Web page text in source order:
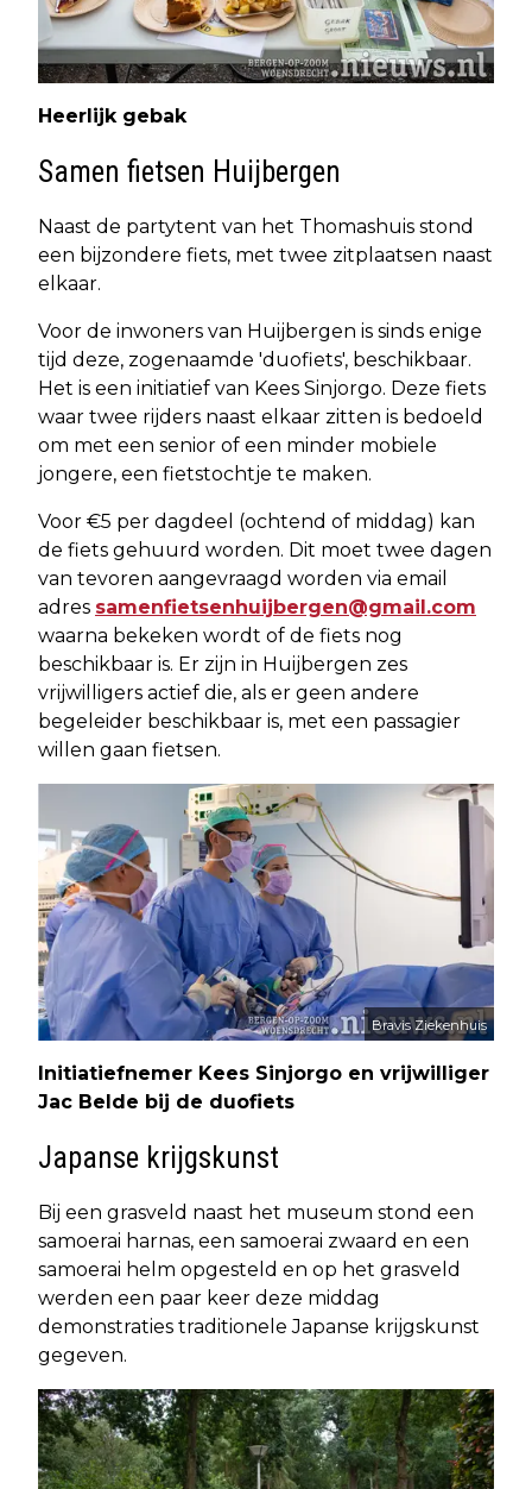
Heerlijk gebak
Samen fietsen Huijbergen
Naast de partytent van het Thomashuis stond
een bijzondere fiets, met twee zitplaatsen naast
elkaar.
Voor de inwoners van Huijbergen is sinds enige
tijd deze, zogenaamde 'duofiets', beschikbaar.
Het is een initiatief van Kees Sinjorgo. Deze fiets
waar twee rijders naast elkaar zitten is bedoeld
om met een senior of een minder mobiele
jongere, een fietstochtje te maken.
Voor €5 per dagdeel (ochtend of middag) kan
de fiets gehuurd worden. Dit moet twee dagen
van tevoren aangevraagd worden via email
adres samenfietsenhuijbergen@gmail.com
waarna bekeken wordt of de fiets nog
beschikbaar is. Er zijn in Huijbergen zes
vrijwilligers actief die, als er geen andere
begeleider beschikbaar is, met een passagier
willen gaan fietsen.
Bravis Ziekenhuis
Initiatiefnemer Kees Sinjorgo en vrijwilliger
Jac Belde bij de duofiets
Japanse krijgskunst
Bij een grasveld naast het museum stond een
samoerai harnas, een samoerai zwaard en een
samoerai helm opgesteld en op het grasveld
werden een paar keer deze middag
demonstraties traditionele Japanse krijgskunst
gegeven.